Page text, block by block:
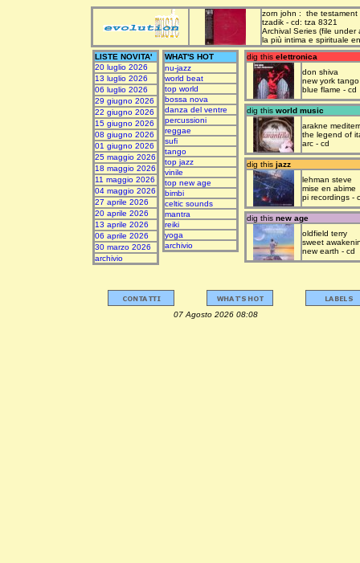
zorn john : the testament
tzadik - cd: tza 8321
Archival Series (file under
la più intima e spirituale
LISTE NOVITA'
20 luglio 2026
13 luglio 2026
06 luglio 2026
29 giugno 2026
22 giugno 2026
15 giugno 2026
08 giugno 2026
01 giugno 2026
25 maggio 2026
18 maggio 2026
11 maggio 2026
04 maggio 2026
27 aprile 2026
20 aprile 2026
13 aprile 2026
06 aprile 2026
30 marzo 2026
archivio
WHAT'S HOT
nu-jazz
world beat
top world
bossa nova
danza del ventre
percussioni
reggae
sufi
tango
top jazz
vinile
top new age
bimbi
celtic sounds
mantra
reiki
yoga
archivio
dig this elettronica
don shiva
new york tango
blue flame - cd
dig this world music
arakne
the legend of
arc - cd
dig this jazz
lehman steve
mise en abime
pi recordings -
dig this new age
oldfield terry
sweet
new earth - cd
07 Agosto 2026 08:08